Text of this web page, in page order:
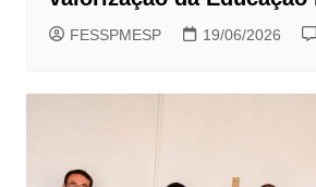
FESSPMESP 19/06/2026